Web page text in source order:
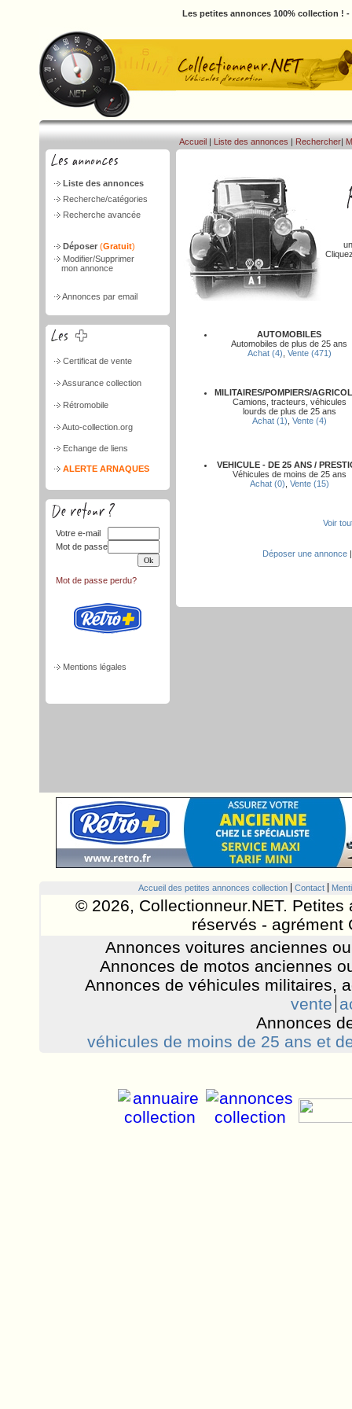
Les petites annonces 100% collection !
Liste des annonces
Recherche/catégories
Recherche avancée
Déposer (Gratuit)
Modifier/Supprimer
mon annonce
Annonces par email
Certificat de vente
Assurance collection
Rétromobile
Auto-collection.org
Echange de liens
ALERTE ARNAQUES
Votre e-mail
Mot de passe
Mot de passe perdu?
Mentions légales
Accueil | Liste des annonces | Rechercher|
AUTOMOBILES
Automobiles de plus de 25 ans
Achat (4) Vente (471)
MILITAIRES/POMPIERS/
Camions, tracteurs, véhicules
lourds de plus de 25 ans
Achat (1) Vente (4)
VEHICULE - DE 25 ANS /
Véhicules de moins de 25 ans
Achat (0) Vente (15)
Voir
Déposer une annonce
Accueil des petites annonces collection Contact
© 2026, Collectionneur.NET.
réservés - agrément
Annonces voitures anciennes
Annonces de motos anciennes
Annonces de véhicules militaires,
vente
Annonces
véhicules de moins de 25 ans et